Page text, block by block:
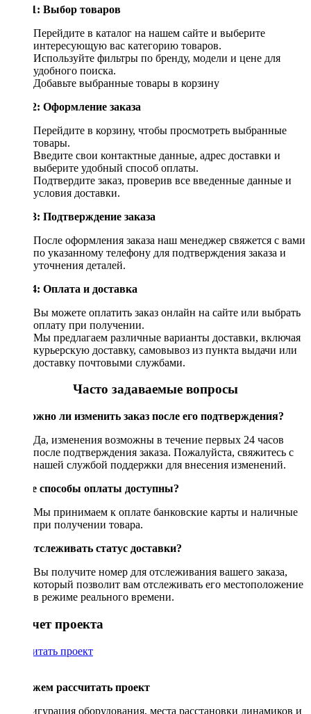
Шаг 1: Выбор товаров
Перейдите в каталог на нашем сайте и выберите
интересующую вас категорию товаров.
Используйте фильтры по бренду, модели и цене для
удобного поиска.
Добавьте выбранные товары в корзину
Шаг 2: Оформление заказа
Перейдите в корзину, чтобы просмотреть выбранные
товары.
Введите свои контактные данные, адрес доставки и
выберите удобный способ оплаты.
Подтвердите заказ, проверив все введенные данные и
условия доставки.
Шаг 3: Подтверждение заказа
После оформления заказа наш менеджер свяжется с вами
по указанному телефону для подтверждения заказа и
уточнения деталей.
Шаг 4: Оплата и доставка
Вы можете оплатить заказ онлайн на сайте или выбрать
оплату при получении.
Мы предлагаем различные варианты доставки, включая
курьерскую доставку, самовывоз из пункта выдачи или
доставку почтовыми службами.
Часто задаваемые вопросы
Возможно ли изменить заказ после его подтверждения?
Да, изменения возможны в течение первых 24 часов
после подтверждения заказа. Пожалуйста, свяжитесь с
нашей службой поддержки для внесения изменений.
Какие способы оплаты доступны?
Мы принимаем к оплате банковские карты и наличные
при получении товара.
Как отслеживать статус доставки?
Вы получите номер для отслеживания вашего заказа,
который позволит вам отслеживать его местоположение
в режиме реального времени.
Рассчет проекта
Рассчитать проект
Поможем рассчитать проект
Конфигурация оборудования, места расстановки динамиков и